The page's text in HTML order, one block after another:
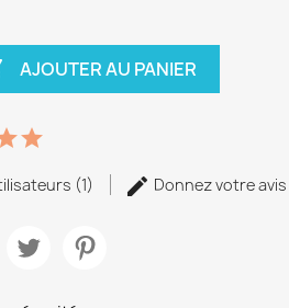
AJOUTER AU PANIER
(1) Donnez votre avis